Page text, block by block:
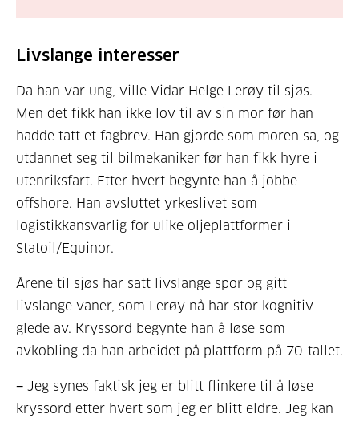
Livslange interesser
Da han var ung, ville Vidar Helge Lerøy til sjøs.
Men det fikk han ikke lov til av sin mor før han
hadde tatt et fagbrev. Han gjorde som moren sa, og
utdannet seg til bilmekaniker før han fikk hyre i
utenriksfart. Etter hvert begynte han å jobbe
offshore. Han avsluttet yrkeslivet som
logistikkansvarlig for ulike oljeplattformer i
Statoil/Equinor.
Årene til sjøs har satt livslange spor og gitt
livslange vaner, som Lerøy nå har stor kognitiv
glede av. Kryssord begynte han å løse som
avkobling da han arbeidet på plattform på 70-tallet.
− Jeg synes faktisk jeg er blitt flinkere til å løse
kryssord etter hvert som jeg er blitt eldre. Jeg kan